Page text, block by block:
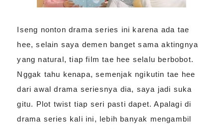
Iseng nonton drama series ini karena ada tae
hee, selain saya demen banget sama aktingnya
yang natural, tiap film tae hee selalu berbobot.
Nggak tahu kenapa, semenjak ngikutin tae hee
dari awal drama seriesnya dia, saya jadi suka
gitu. Plot twist tiap seri pasti dapet. Apalagi di
drama series kali ini, lebih banyak mengambil